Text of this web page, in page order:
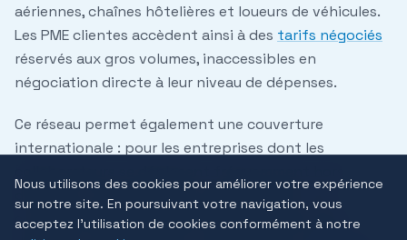
aériennes, chaînes hôtelières et loueurs de véhicules.
Les PME clientes accèdent ainsi à des tarifs négociés
réservés aux gros volumes, inaccessibles en
négociation directe à leur niveau de dépenses.
Ce réseau permet également une couverture
internationale : pour les entreprises dont les
d'Europe, nos partenaires locaux assurent une
continuité de service dans les principales zones
Nous utilisons des cookies pour améliorer votre expérience
sur notre site. En poursuivant votre navigation, vous
acceptez l'utilisation de cookies conformément à notre